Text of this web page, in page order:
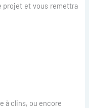
projet et vous remettra
à clins, ou encore